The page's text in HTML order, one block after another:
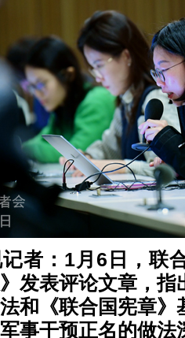
者：1月6日，联
发表评论文章，指
和《联合国宪章》
事干预正名的做